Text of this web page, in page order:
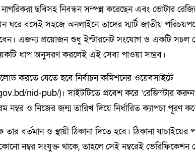
ছবিসহ নিবন্ধন সম্পন্ন করেছেন এবং ভোটার
ঘরে বসেই সহজে অনলাইনে তাদের স্মার্ট জাতীয়
এজন্য প্রয়োজন শুধু ইন্টারনেট সংযোগ ও একটি সচল
ধাপ অনুসরণ করলেই এই সেবা পাওয়া সম্ভব।
করতে যেতে হবে নির্বাচন কমিশনের ওয়েবসাইটে
nid-pub/)। সাইটটিতে প্রবেশ করে ‘রেজিস্টার
নম্বর ও নিজের জন্ম তারিখ দিয়ে নির্ধারিত ক্যাপচা পূরণ
তার বর্তমান ও স্থায়ী ঠিকানা দিতে হবে। ঠিকানা
নম্বর সংযুক্ত থাকে, তাহলে সেই নম্বরেই